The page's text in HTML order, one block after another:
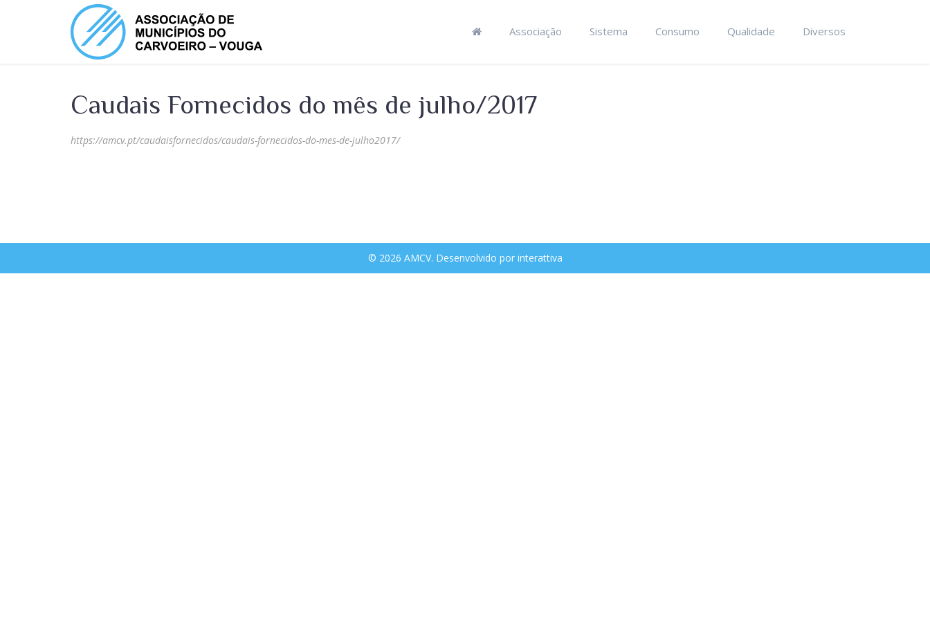
Associação Sistema Consumo Qualidade Diversos
Caudais Fornecidos do mês de julho/2017
https://amcv.pt/caudaisfornecidos/caudais-fornecidos-do-mes-de-julho2017/
© 2026 AMCV. Desenvolvido por interattiva